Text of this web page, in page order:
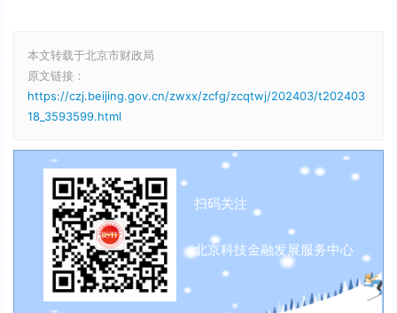
本文转载于北京市财政局
原文链接：
https://czj.beijing.gov.cn/zwxx/zcfg/zcqtwj/202403/t202403
18_3593599.html
扫码关注
北京科技金融发展服务中心